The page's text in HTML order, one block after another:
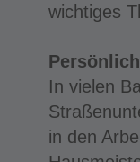
wichtiges
In vielen
in den